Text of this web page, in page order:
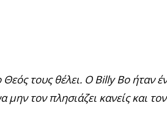
τους θέλει. Ο Billy Bo
μην τον πλησιάζει κανείς και